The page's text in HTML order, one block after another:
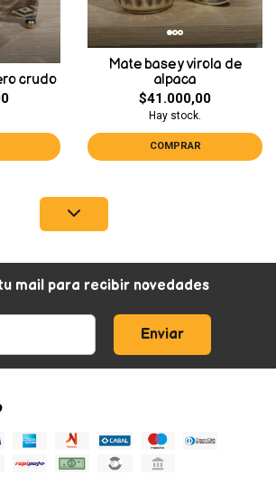
crudo
Mate base y virola de
alpaca
$41.000,00
Hay stock.
COMPRAR
mail para recibir novedades
Enviar